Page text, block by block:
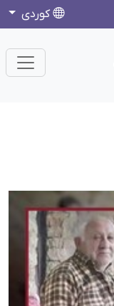
كوردی